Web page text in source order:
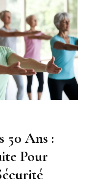
50 Ans :
Pour